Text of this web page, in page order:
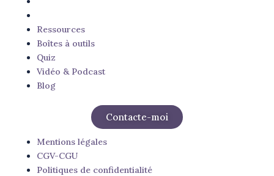
Ressources
Boîtes à outils
Quiz
Vidéo & Podcast
Blog
Contacte-moi
Mentions légales
CGV-CGU
Politiques de confidentialité